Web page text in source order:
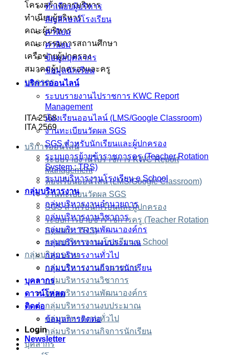
โครงสร้างการบริหาร
ทำเนียบผู้บริหาร
คณะผู้บริหาร
คณะกรรมการสถานศึกษา
เครือข่ายผู้ปกครอง
สมาคมผู้ปกครองและครู
บุคลากร
ITA 2568
ITA 2569
บริการออนไลน์
ระบบรายงานไปราชการ KWC Report
Management
ห้องเรียนออนไลน์ (LMS/Google Classroom)
งานทะเบียนวัดผล SGS
SGS สำหรับนักเรียนและผู้ปกครอง
ระบบการย้ายข้าราชการครู (Teacher Rotation
System : TRS)
ระบบบริหารงานโรงเรียน e School
กลุ่มบริหารงาน
กลุ่มบริหารงานอำนวยการ
กลุ่มบริหารงานวิชาการ
กลุ่มบริหารงานพัฒนาองค์กร
กลุ่มบริหารงานงบประมาณ
กลุ่มบริหารงานทั่วไป
กลุ่มบริหารงานกิจการนักเรียน
บุคลากร
ทำเนียบผู้บริหาร
สัญลักษณ์โรงเรียน
ค่านิยม
ค่านิยม
ข้อมูลบุคลากร
ข้อมูลนักเรียน
บริการออนไลน์
ระบบรายงานไปราชการ KWC Report
Management
ห้องเรียนออนไลน์ (LMS/Google Classroom)
งานทะเบียนวัดผล SGS
SGS สำหรับนักเรียนและผู้ปกครอง
ระบบการย้ายข้าราชการครู (Teacher Rotation
System : TRS)
ระบบบริหารงานโรงเรียน e School
กลุ่มบริหารงาน
กลุ่มบริหารงานอำนวยการ
กลุ่มบริหารงานวิชาการ
กลุ่มบริหารงานพัฒนาองค์กร
กลุ่มบริหารงานงบประมาณ
กลุ่มบริหารงานทั่วไป
กลุ่มบริหารงานกิจการนักเรียน
บุคลากร
ดาวน์โหลด
ติดต่อ
ข้อมูลการติดต่อ
Login
Newsletter